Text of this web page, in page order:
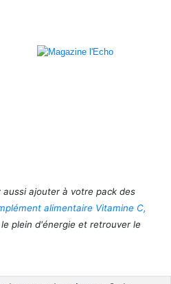
ajouter à votre pack des
alimentaire Vitamine C,
plein d'énergie et retrouver le